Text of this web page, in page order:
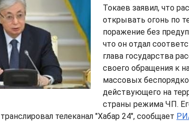
Токаев заявил, что
открывать огонь по
поражение без
что он отдал
глава государства
своего обращения к
массовых
действующего на
страны режима ЧП.
транслировал телеканал "Хабар 24", сообщает